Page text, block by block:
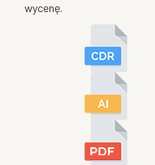
wycenę.